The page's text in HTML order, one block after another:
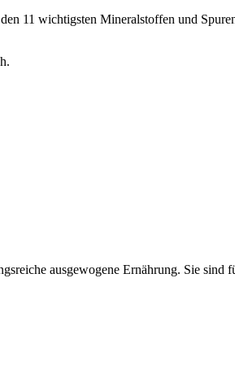
11 wichtigsten Mineralstoffen und
ausgewogene Ernährung. Sie sind